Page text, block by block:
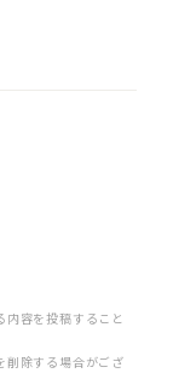
容を投稿すること
削除する場合がござ